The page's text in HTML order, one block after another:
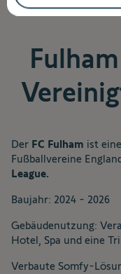
Der FC Fulham ist
Fußballvereine
League.
Baujahr: 2024 - 2026
Gebäudenutzung:
Hotel, Spa und eine
Verbaute Somfy-